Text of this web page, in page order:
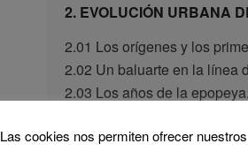
2. EVOLUCIÓN URBANA
2.01 Los orígenes y los
2.02 Un baluarte en la línea
2.03 Los años de la
2.04 En busca de nuevos
2.05 El estancamiento
Las cookies nos permiten ofrecer